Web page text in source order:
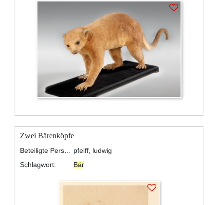
Zwei Bärenköpfe
pfeiff, ludwig
Schlagwort:
Bär